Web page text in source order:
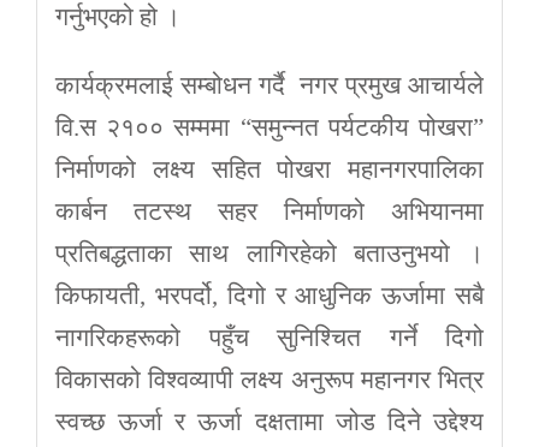
गर्नुभएको हो ।
कार्यक्रमलाई सम्बोधन गर्दै नगर प्रमुख आचार्यले
वि.स २१०० सम्ममा “समुन्नत पर्यटकीय पोखरा”
निर्माणको लक्ष्य सहित पोखरा महानगरपालिका
कार्बन तटस्थ सहर निर्माणको अभियानमा
प्रतिबद्धताका साथ लागिरहेको बताउनुभयो ।
किफायती, भरपर्दो, दिगो र आधुनिक ऊर्जामा सबै
नागरिकहरूको पहुँच सुनिश्चित गर्ने दिगो
विकासको विश्वव्यापी लक्ष्य अनुरूप महानगर भित्र
स्वच्छ ऊर्जा र ऊर्जा दक्षतामा जोड दिने उद्देश्य